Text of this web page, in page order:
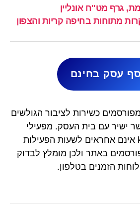
גרף מט"ח אונליין
מתוחות בחיפה קריות והצפון
עסק בחינם
כשירות לציבור הגולשים
ישיר עם בית העסק. מפעילי
האתר kal-kalan.net אינם אחראים לשעות הפעילות
באתר ולכן מומלץ לבדוק
הזמנים בטלפון.